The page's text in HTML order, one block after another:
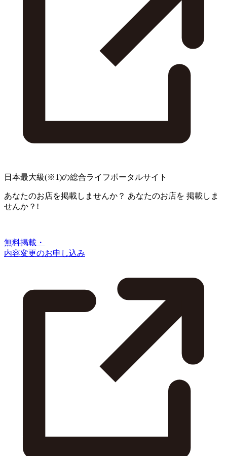
日本最大級(※1)の総合ライフポータルサイト
あなたのお店を掲載しませんか？ あなたのお店を 掲載しま
せんか？!
無料掲載・
内容変更のお申し込み